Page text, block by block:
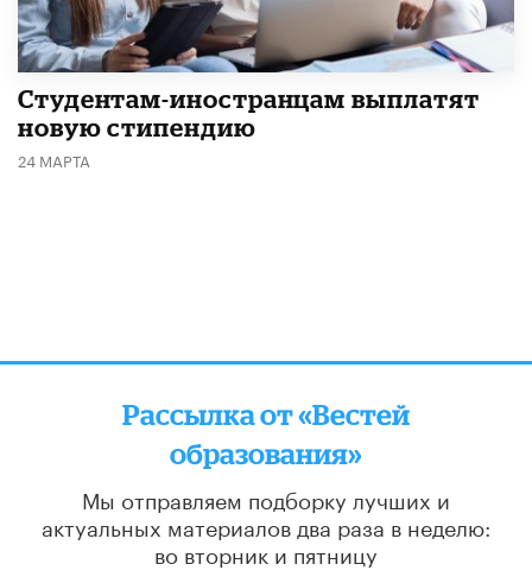
Студентам-иностранцам выплатят
новую стипендию
24 МАРТА
Рассылка от «Вестей
образования»
Мы отправляем подборку лучших и
актуальных материалов два раза в неделю:
во вторник и пятницу